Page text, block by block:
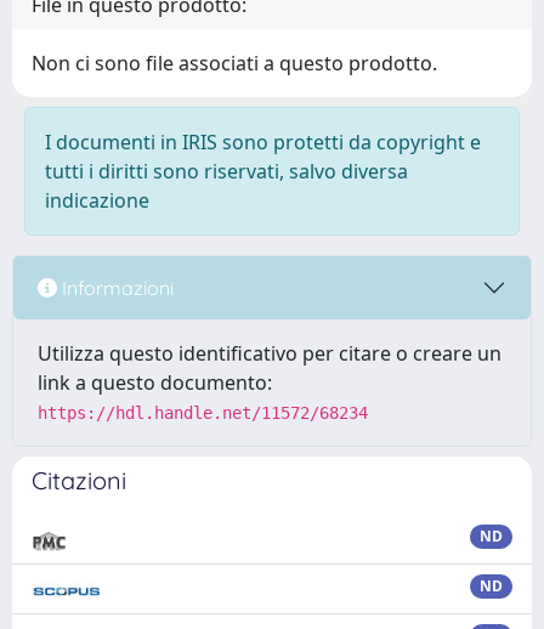
Non ci sono file associati a questo prodotto.
I documenti in IRIS sono protetti da copyright e
tutti i diritti sono riservati, salvo diversa
indicazione
Informazioni
Utilizza questo identificativo per citare o creare un
link a questo documento:
https://hdl.handle.net/11572/68234
Citazioni
ND
ND